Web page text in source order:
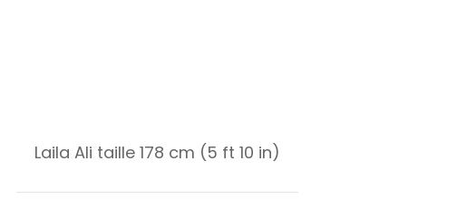
Laila Ali taille 178 cm (5 ft 10 in)